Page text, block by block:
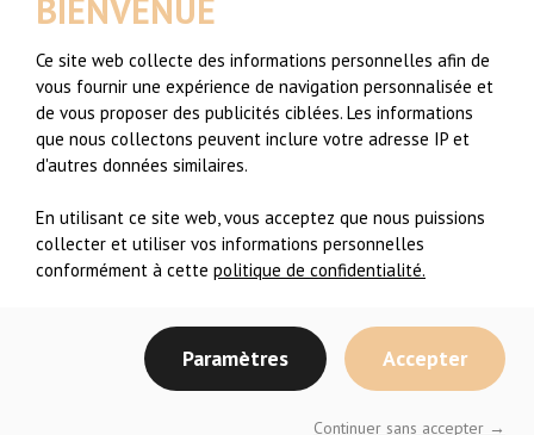
Partager l'article:
Recommencer l’entraînement après une
longue pause…c’est difficile
De Zéro sportive à Coach de Fitness, il y a
de l’espoir!
BIENVENUE
Ce site web collecte des informations personnelles afin de
vous fournir une expérience de navigation personnalisée et
de vous proposer des publicités ciblées. Les informations
que nous collectons peuvent inclure votre adresse IP et
d'autres données similaires.
En utilisant ce site web, vous acceptez que nous puissions
collecter et utiliser vos informations personnelles
conformément à cette politique de confidentialité.
Paramètres Accepter
Continuer sans accepter →